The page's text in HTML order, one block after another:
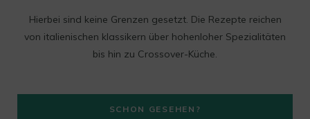
g
r
m
Hierbei sind keine Grenzen gesetzt. Die Rezepte reichen
von italienischen klassikern über hohenloher Spezialitäten
bis hin zu Crossover-Küche.
SCHON GESEHEN?